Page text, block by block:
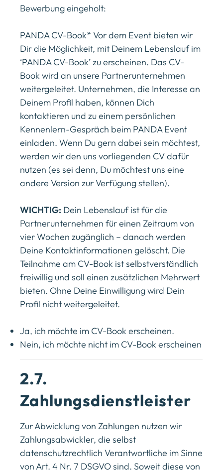
Bewerbung eingeholt:
PANDA CV-Book* Vor dem Event bieten wir
Dir die Möglichkeit, mit Deinem Lebenslauf im
‘PANDA CV-Book’ zu erscheinen. Das CV-
Book wird an unsere Partnerunternehmen
weitergeleitet. Unternehmen, die Interesse an
Deinem Profil haben, können Dich
kontaktieren und zu einem persönlichen
Kennenlern-Gespräch beim PANDA Event
einladen. Wenn Du gern dabei sein möchtest,
werden wir den uns vorliegenden CV dafür
nutzen (es sei denn, Du möchtest uns eine
andere Version zur Verfügung stellen).
WICHTIG: Dein Lebenslauf ist für die
Partnerunternehmen für einen Zeitraum von
vier Wochen zugänglich – danach werden
Deine Kontaktinformationen gelöscht. Die
Teilnahme am CV-Book ist selbstverständlich
freiwillig und soll einen zusätzlichen Mehrwert
bieten. Ohne Deine Einwilligung wird Dein
Profil nicht weitergeleitet.
Ja, ich möchte im CV-Book erscheinen.
Nein, ich möchte nicht im CV-Book erscheinen
2.7.
Zahlungsdienstleister
Zur Abwicklung von Zahlungen nutzen wir
Zahlungsabwickler, die selbst
datenschutzrechtlich Verantwortliche im Sinne
von Art. 4 Nr. 7 DSGVO sind. Soweit diese von